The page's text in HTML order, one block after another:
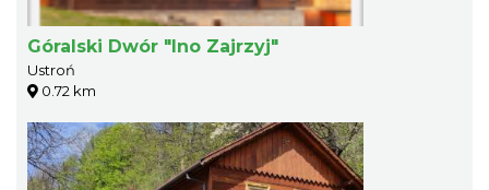
Góralski Dwór "Ino Zajrzyj"
Ustroń
0.72 km